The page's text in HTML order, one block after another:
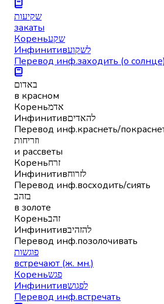
שקיעות
закаты
Кореньשקע
Инфинитивלשקוע
Перевод инф.заходить (о
באדום
в красном
Кореньאדמ
Инфинитивלהאדים
Перевод инф.краснеть/
וזריחות
и рассветы
Кореньזרח
Инфинитивלזרוח
Перевод инф.восходить/сиять
בזהב
в золоте
Кореньזהב
Инфинитивלהזהיב
Перевод инф.позолочивать
פוגשות
встречают (ж. мн.)
Кореньפגש
Инфинитивלפגוש
Перевод инф.встречать